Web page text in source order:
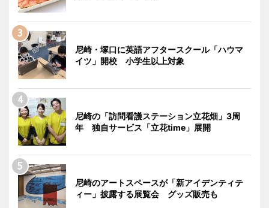
尼崎・塚口に英語アフタースクール「ハウマ
イツ」開校 小学生以上対象
尼崎の「訪問看護ステーション立花畑」3周
年 独自サービス「立花time」展開
尼崎のアートスペースが「新アイデンティテ
ィー」披露する展覧会 グッズ販売も